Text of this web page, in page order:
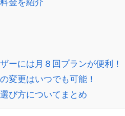
金を紹介
ーには月８回プランが便利！
変更はいつでも可能！
び方についてまとめ